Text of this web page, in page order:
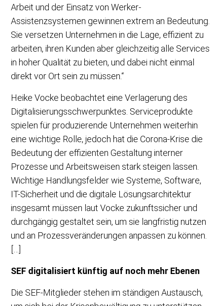
Arbeit und der Einsatz von Werker-
Assistenzsystemen gewinnen extrem an Bedeutung.
Sie versetzen Unternehmen in die Lage, effizient zu
arbeiten, ihren Kunden aber gleichzeitig alle Services
in hoher Qualität zu bieten, und dabei nicht einmal
direkt vor Ort sein zu müssen.“
Heike Vocke beobachtet eine Verlagerung des
Digitalisierungsschwerpunktes. Serviceprodukte
spielen für produzierende Unternehmen weiterhin
eine wichtige Rolle, jedoch hat die Corona-Krise die
Bedeutung der effizienten Gestaltung interner
Prozesse und Arbeitsweisen stark steigen lassen.
Wichtige Handlungsfelder wie Systeme, Software,
IT-Sicherheit und die digitale Lösungsarchitektur
insgesamt müssen laut Vocke zukunftssicher und
durchgängig gestaltet sein, um sie langfristig nutzen
und an Prozessveränderungen anpassen zu können.
[…]
SEF digitalisiert künftig auf noch mehr Ebenen
Die SEF-Mitglieder stehen im ständigen Austausch,